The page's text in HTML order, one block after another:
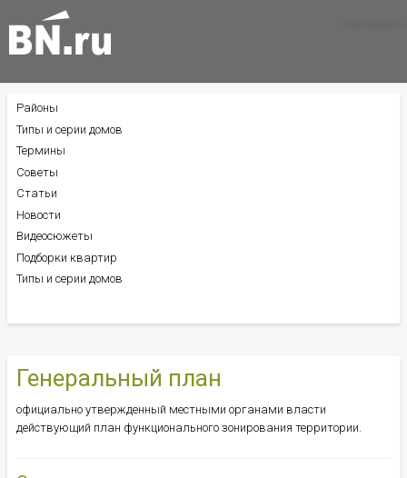
Генеральный план
официально утвержденный местными органами власти
действующий план функционального зонирования территории.
БОКОВОЕ
МЕНЮ
Районы
Типы и серии домов
Термины
Советы
Статьи
Новости
Видеосюжеты
Подборки квартир
Типы и серии домов